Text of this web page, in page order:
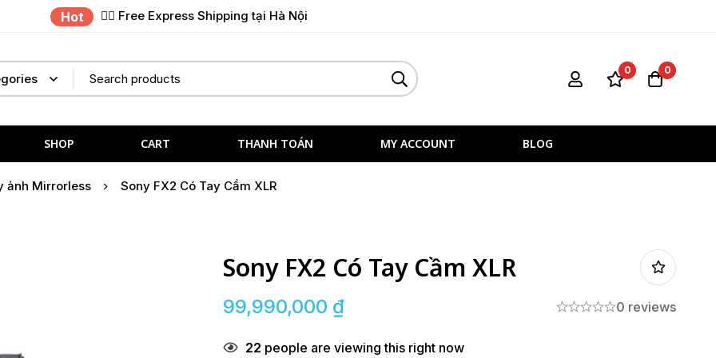
Hot ✌🏼 Free Express Shipping tại Hà Nội
0 0
SHOP CART THANH TOÁN MY ACCOUNT BLOG
ảnh Mirrorless Sony FX2 Có Tay Cầm XLR
Sony FX2 Có Tay Cầm XLR
99,990,000 ₫ 0 reviews
22 people are viewing this right now